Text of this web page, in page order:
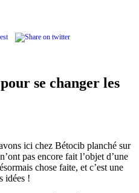
se changer les
ici chez Bétocib planché sur
pas encore fait l’objet d’une
chose faite, et c’est une
idées !